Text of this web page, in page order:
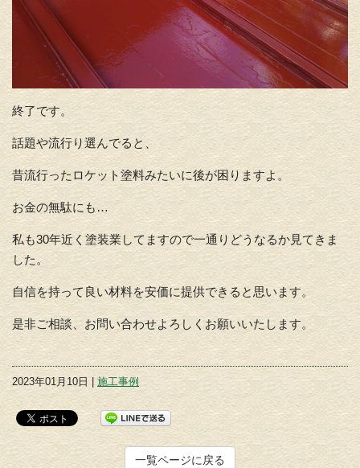
終了です。
話題や流行り選んでると、
昔流行ったロケット塗料みたいに後が困りますよ。
お金の無駄にも…
私も30年近く塗装業してますので一通りどうなるか見てきま
した。
自信を持って良い材料を安価に提供できると思います。
是非ご相談、お問い合わせよろしくお願いいたします。
2023年01月10日 | 施工事例
一覧ページに戻る